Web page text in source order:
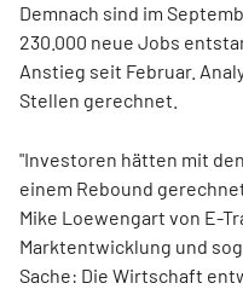
Demnach sind im
230.000 neue Jobs
Anstieg seit Februar.
Stellen gerechnet.
"Investoren hätten mit
einem Rebound
Mike Loewengart von E-
Marktentwicklung und
Sache: Die Wirtschaft